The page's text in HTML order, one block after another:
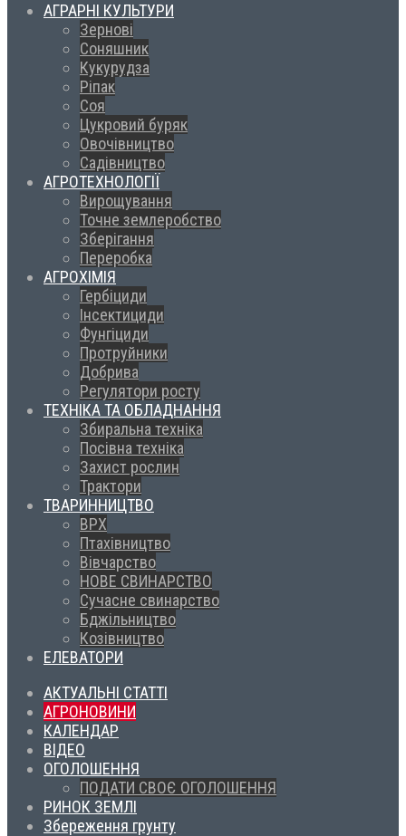
АГРАРНІ КУЛЬТУРИ
Зернові
Соняшник
Кукурудза
Ріпак
Соя
Цукровий буряк
Овочівництво
Садівництво
АГРОТЕХНОЛОГІЇ
Вирощування
Точне землеробство
Зберігання
Переробка
АГРОХІМІЯ
Гербіциди
Інсектициди
Фунгіциди
Протруйники
Добрива
Регулятори росту
ТЕХНІКА ТА ОБЛАДНАННЯ
Збиральна техніка
Посівна техніка
Захист рослин
Трактори
ТВАРИННИЦТВО
ВРХ
Птахівництво
Вівчарство
НОВЕ СВИНАРСТВО
Сучасне свинарство
Бджільництво
Козівництво
ЕЛЕВАТОРИ
АКТУАЛЬНІ СТАТТІ
АГРОНОВИНИ
КАЛЕНДАР
ВІДЕО
ОГОЛОШЕННЯ
ПОДАТИ СВОЄ ОГОЛОШЕННЯ
РИНОК ЗЕМЛІ
Збереження грунту